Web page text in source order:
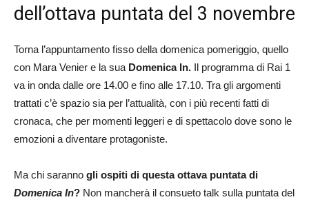
dell’ottava puntata del 3 novembre
Torna l’appuntamento fisso della domenica pomeriggio, quello
con Mara Venier e la sua Domenica In. Il programma di Rai 1
va in onda dalle ore 14.00 e fino alle 17.10. Tra gli argomenti
trattati c’è spazio sia per l’attualità, con i più recenti fatti di
cronaca, che per momenti leggeri e di spettacolo dove sono le
emozioni a diventare protagoniste.
Ma chi saranno gli ospiti di questa ottava puntata di
Domenica In? Non mancherà il consueto talk sulla puntata del